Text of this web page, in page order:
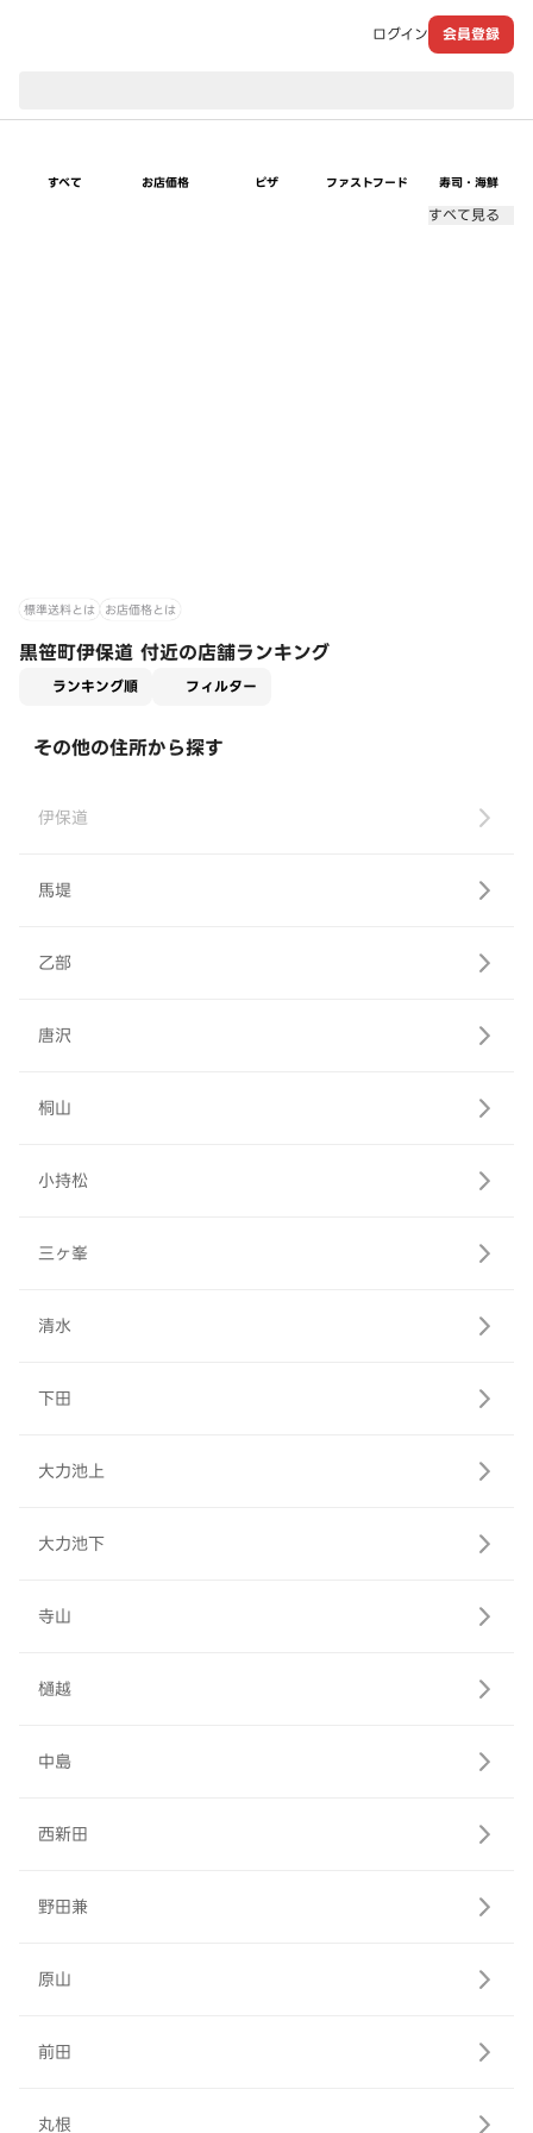
ログイン 会員登録
すべて お店価格 ピザ ファストフード 寿司・海鮮
すべて見る
標準送料とは お店価格とは
黒笹町伊保道 付近の店舗ランキング
ランキング順 フィルター
その他の住所から探す
伊保道
馬堤
乙部
唐沢
桐山
小持松
三ヶ峯
清水
下田
大力池上
大力池下
寺山
樋越
中島
西新田
野田兼
原山
前田
丸根